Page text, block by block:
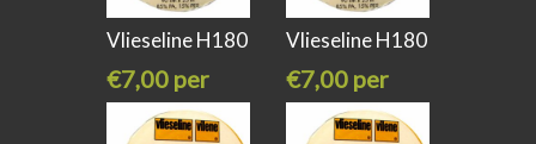
Vlieseline H180
€7,00 per
meter
Vlieseline H180
€7,00 per
meter